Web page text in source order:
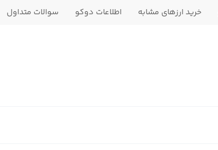
خرید ارزهای مشابه اطلاعات دوکو سوالات متداول